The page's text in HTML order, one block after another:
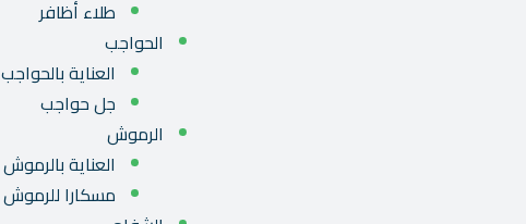
طلاء أظافر
الحواجب
العناية بالحواجب
جل حواجب
الرموش
العناية بالرموش
مسكارا للرموش